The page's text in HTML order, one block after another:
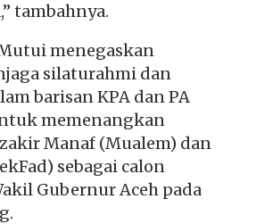
tambahnya.
menegaskan
silaturahmi dan
barisan KPA dan PA
memenangkan
Manaf (Mualem) dan
sebagai calon
Gubernur Aceh pada